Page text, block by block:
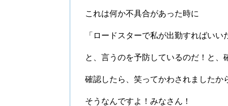
これは何か不具合があった時に
「ロードスターで私が出勤すればいい
と、言うのを予防しているのだ！と、
確認したら、笑ってかわされましたか
そうなんですよ！みなさん！